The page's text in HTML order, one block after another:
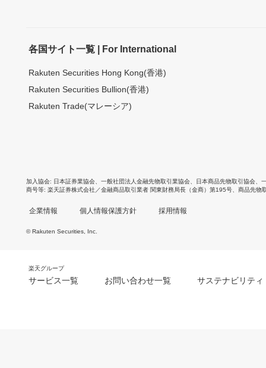
各国サイト一覧 | For International
Rakuten Securities Hong Kong(香港)
Rakuten Securities Bullion(香港)
Rakuten Trade(マレーシア)
加入協会 日本証券業協会 一般社団法人金融先物取引業協会 日本商品先物取引協会
商号等 楽天証券株式会社／金融商品取引業者 関東財務局長（金商）第195号、商品先物
企業情報 個人情報保護方針 採用情報
© Rakuten Securities, Inc.
楽天グループ
サービス一覧 お問い合わせ一覧 サステナビリティ